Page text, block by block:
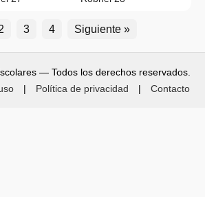
3 4 Siguiente »
— Todos los derechos reservados.
| Política de privacidad | Contacto